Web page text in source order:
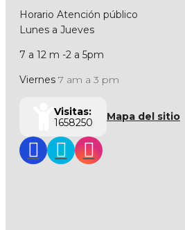
Horario Atención público
Lunes a Jueves
7 a 12 m -2 a 5pm
Viernes 7 am a 3 pm
Visitas:
1658250
Mapa del sitio